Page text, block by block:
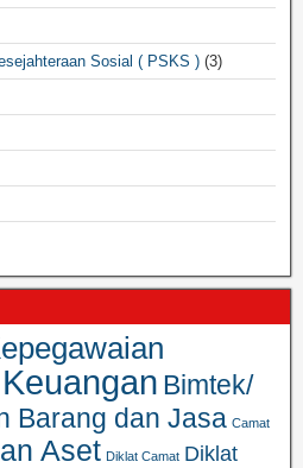
Sosial ( PSKS ) (3)
Bimtek/
Barang dan Jasa Camat
Aset Diklat Camat Diklat